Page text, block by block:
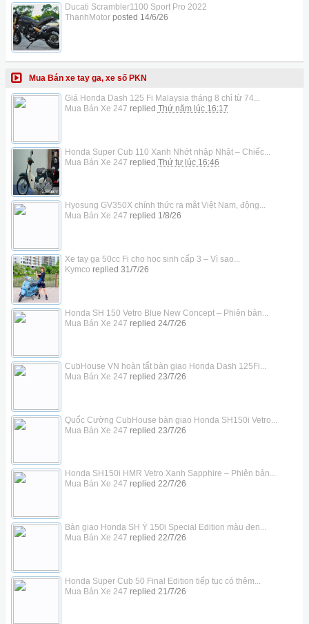
Ducati Scrambler1100 Sport Pro 2022
ThanhMotorposted 14/6/26
Mua Bán xe tay ga, xe số PKN
Giá Honda Dash 125 Fi Malaysia tháng 8 chỉ từ 74...
Mua Bán Xe 247 replied Thứ năm lúc 16:17
Honda Super Cub 110 Xanh Nhớt nhập Nhật – Chiếc...
Mua Bán Xe 247 replied Thứ tư lúc 16:46
Hyosung GV350X chính thức ra mắt Việt Nam, động...
Mua Bán Xe 247 replied 1/8/26
Xe tay ga 50cc Fi cho học sinh cấp 3 – Vì sao...
Kymco replied 31/7/26
Honda SH 150 Vetro Blue New Concept – Phiên bản...
Mua Bán Xe 247 replied 24/7/26
CubHouse VN hoàn tất bàn giao Honda Dash 125Fi...
Mua Bán Xe 247 replied 23/7/26
Quốc Cường CubHouse bàn giao Honda SH150i Vetro...
Mua Bán Xe 247 replied 23/7/26
Honda SH150i HMR Vetro Xanh Sapphire – Phiên bản...
Mua Bán Xe 247 replied 22/7/26
Bàn giao Honda SH Ý 150i Special Edition màu đen...
Mua Bán Xe 247 replied 22/7/26
Honda Super Cub 50 Final Edition tiếp tục có thêm...
Mua Bán Xe 247 replied 21/7/26